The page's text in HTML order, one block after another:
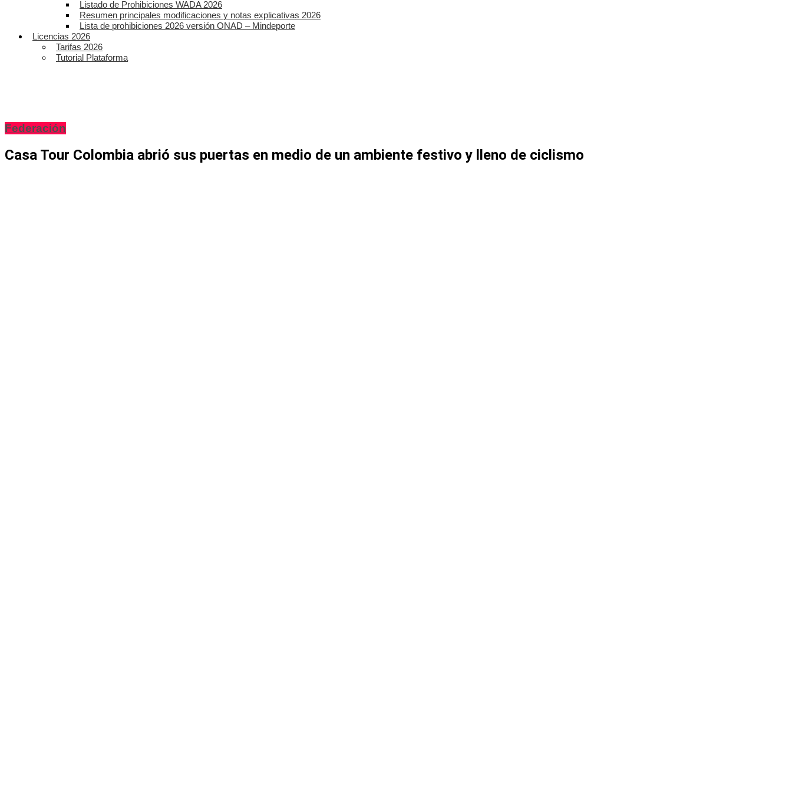
Listado de Prohibiciones WADA 2026
Resumen principales modificaciones y notas explicativas 2026
Lista de prohibiciones 2026 versión ONAD – Mindeporte
Licencias 2026
Tarifas 2026
Tutorial Plataforma
Federación
Casa Tour Colombia abrió sus puertas en medio de un ambiente festivo y lleno de ciclismo